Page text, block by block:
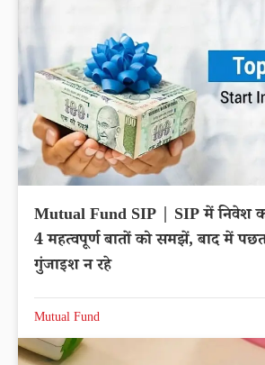
Mutual Fund SIP | SIP में निवेश
4 महत्वपूर्ण बातों को समझें, बाद में
गुंजाइश न रहे
Mutual Fund